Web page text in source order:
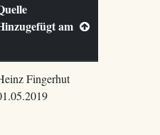
am
Fingerhut